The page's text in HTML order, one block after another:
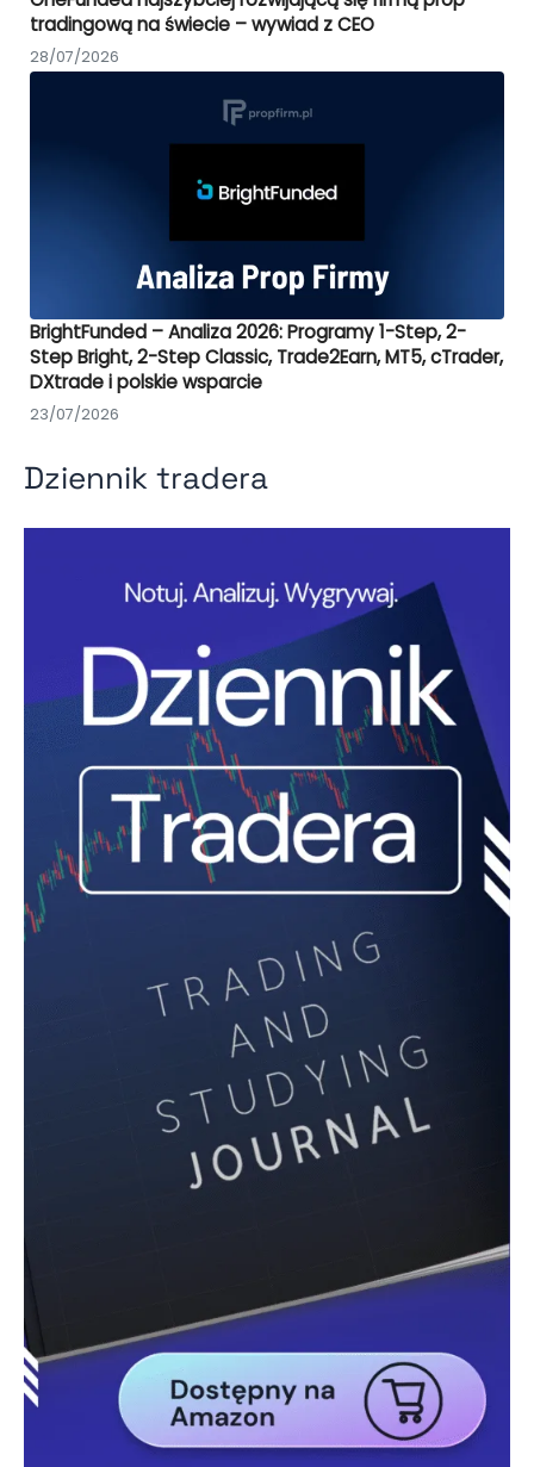
tradingową na świecie – wywiad z CEO
28/07/2026
BrightFunded – Analiza 2026: Programy 1-Step, 2-
Step Bright, 2-Step Classic, Trade2Earn, MT5, cTrader,
DXtrade i polskie wsparcie
23/07/2026
Dziennik tradera